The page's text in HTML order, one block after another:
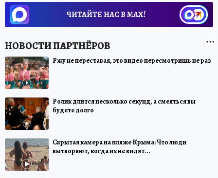
ЧИТАЙТЕ НАС В МАХ!
Ржу не переставая, это видео пересмотришь не раз
Ролик длится несколько секунд, а смеяться вы
будете долго
Скрытая камера на пляже Крыма: Что люди
вытворяют, когда их не видят...